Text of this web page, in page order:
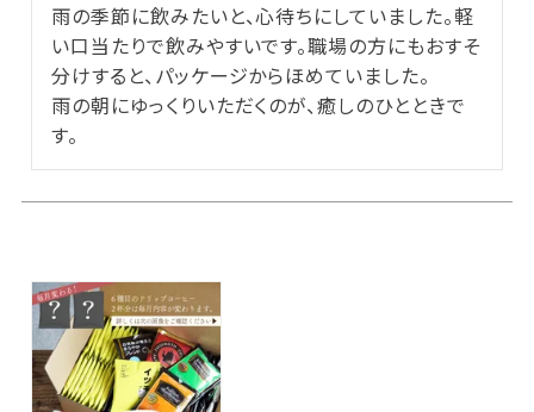
雨の季節に飲みたいと、心待ちにしていました。軽
い口当たりで飲みやすいです。職場の方にもおすそ
分けすると、パッケージからほめていました。
雨の朝にゆっくりいただくのが、癒しのひとときで
す。